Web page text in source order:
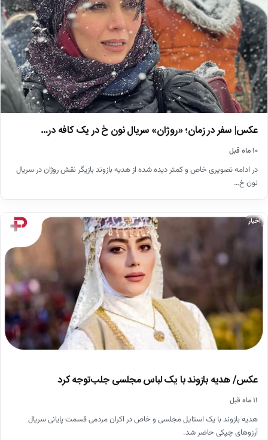
عکس| سفر در زمان؛ «روژان» سریال نون خ در یک کافه در…
۱۰ ماه قبل
در ادامه تصویری خاص و کمتر دیده شده از هدیه بازوند بازیگر نقش روژان در سریال
نون خ…
اخبار
عکس/ هدیه بازوند با یک لباس مجلسی جلب‌توجه کرد
۱۱ ماه قبل
هدیه بازوند با یک استایل مجلسی و خاص در اکران مردمی قسمت پایانی سریال
آرزوهای چپکی حاضر شد.